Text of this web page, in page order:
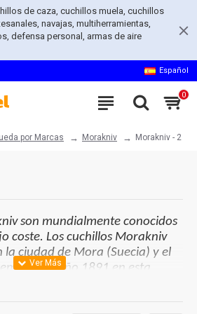
de caza, cuchillos muela, cuchillos
navajas, multiherramientas,
defensa personal, armas de aire
Español
0
por Marcas Morakniv Morakniv - 2
son mundialmente conocidos
coste. Los cuchillos Morakniv
la ciudad de Mora (Suecia) y el
al año 1891 en esta